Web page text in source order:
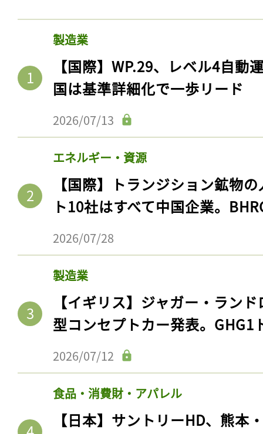
製造業
【国際】WP.29、レベル4自動
国は基準詳細化で一歩リード
2026/07/13
エネルギー・資源
【国際】トランジション鉱物
ト10社はすべて中国企業。
2026/07/28
製造業
【イギリス】ジャガー・ラン
型コンセプトカー発表。GHG1
2026/07/12
食品・消費財・アパレル
【日本】サントリーHD、熊本